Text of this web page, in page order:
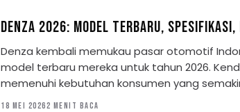
DENZA 2026: MODEL TERBARU, SPESIFIKASI,
Denza kembali memukau pasar otomotif
model terbaru mereka untuk tahun 2026.
memenuhi kebutuhan konsumen yang
18 MEI 20262 MENIT BACA